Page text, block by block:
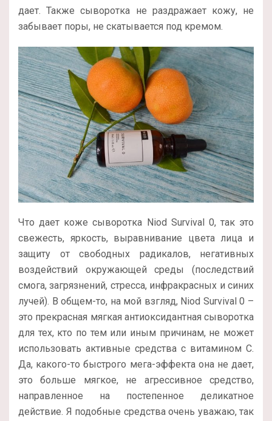
дает. Также сыворотка не раздражает кожу, не
забывает поры, не скатывается под кремом.
Что дает коже сыворотка Niod Survival 0, так это
свежесть, яркость, выравнивание цвета лица и
защиту от свободных радикалов, негативных
воздействий окружающей среды (последствий
смога, загрязнений, стресса, инфракрасных и синих
лучей). В общем-то, на мой взгляд, Niod Survival 0 –
это прекрасная мягкая антиоксидантная сыворотка
для тех, кто по тем или иным причинам, не может
использовать активные средства с витамином С.
Да, какого-то быстрого мега-эффекта она не дает,
это больше мягкое, не агрессивное средство,
направленное на постепенное деликатное
действие. Я подобные средства очень уважаю, так